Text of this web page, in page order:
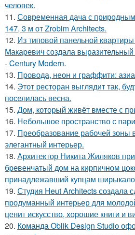
человек.
11. Современная дача с
147, 3 м от Zrobim Architects.
12. Из типовой панельной
Макаревич создала
- Century Modern.
13. Провода, неон и граффити:
14. Этот ресторан выглядит так,
поселилась весна.
15. Дом, который живёт вместе с
16. Небольшое пространство с
17. Преобразование рабочей зоны
элегантный интерьер.
18. Архитектор Никита Жиляков
бревенчатый дом на кирпичном
принадлежавший купцам
19. Студия Heut Architects создала
продуманный интерьер для
ценит искусство, хорошие книги и
20. Команда Oblik Design Studio